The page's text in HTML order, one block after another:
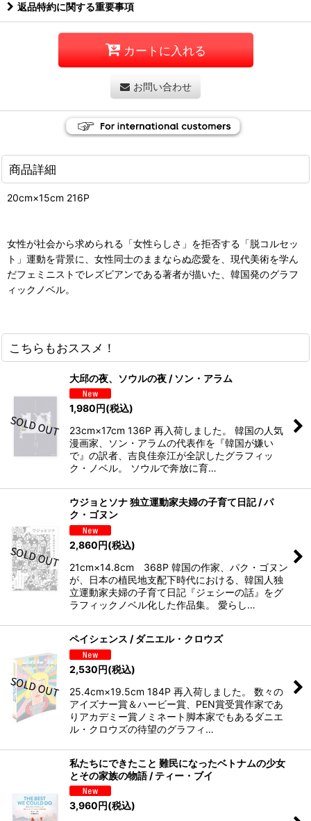
返品特約に関する重要事項
カートに入れる
お問い合わせ
商品詳細
20cm×15cm 216P
女性が社会から求められる「女性らしさ」を拒否する「脱コルセッ
ト」運動を背景に、女性同士のままならぬ恋愛を、現代美術を学ん
だフェミニストでレズビアンである著者が描いた、韓国発のグラフ
ィックノベル。
こちらもおススメ！
大邱の夜、ソウルの夜 / ソン・アラム
1,980円(税込)
23cm×17cm 136P 再入荷しました。 韓国の人気
漫画家、ソン・アラムの代表作を『韓国が嫌い
で』の訳者、吉良佳奈江が全訳したグラフィッ
ク・ノベル。 ソウルで奔放に育…
ウジョとソナ 独立運動家夫婦の子育て日記 / パ
ク・ゴヌン
2,860円(税込)
21cm×14.8cm 368P 韓国の作家、パク・ゴヌン
が、日本の植民地支配下時代における、韓国人独
立運動家夫婦の子育て日記『ジェシーの話』をグ
ラフィックノベル化した作品集。 愛らし…
ペイシェンス / ダニエル・クロウズ
2,530円(税込)
25.4cm×19.5cm 184P 再入荷しました。 数々の
アイズナー賞＆ハービー賞、PEN賞受賞作家であ
りアカデミー賞ノミネート脚本家でもあるダニエ
ル・クロウズの待望のグラフィ…
私たちにできたこと 難民になったベトナムの少女
とその家族の物語 / ティー・ブイ
3,960円(税込)